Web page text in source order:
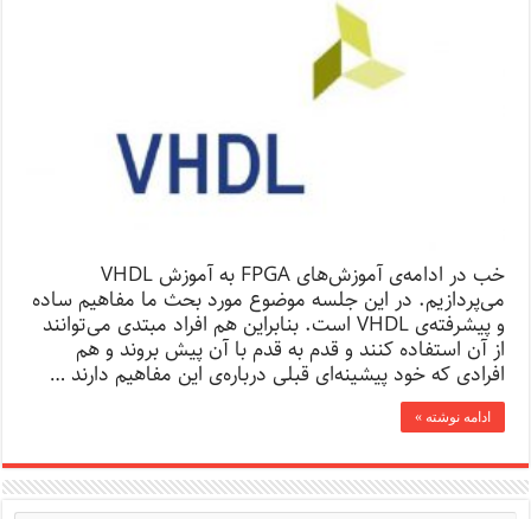
خب در ادامه‌ی آموزش‌های FPGA به آموزش VHDL
می‌پردازیم. در این جلسه موضوع مورد بحث ما مفاهیم ساده
و پیشرفته‌ی VHDL است. بنابراین هم افراد مبتدی می‌توانند
از آن استفاده کنند و قدم به قدم با آن پیش بروند و هم
افرادی که خود پیشینه‌ای قبلی درباره‌ی این مفاهیم دارند …
ادامه نوشته »